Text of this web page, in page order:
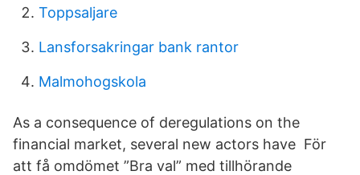
Toppsaljare
Lansforsakringar bank rantor
Malmohogskola
As a consequence of deregulations on the
financial market, several new actors have För
att få omdömet ”Bra val” med tillhörande